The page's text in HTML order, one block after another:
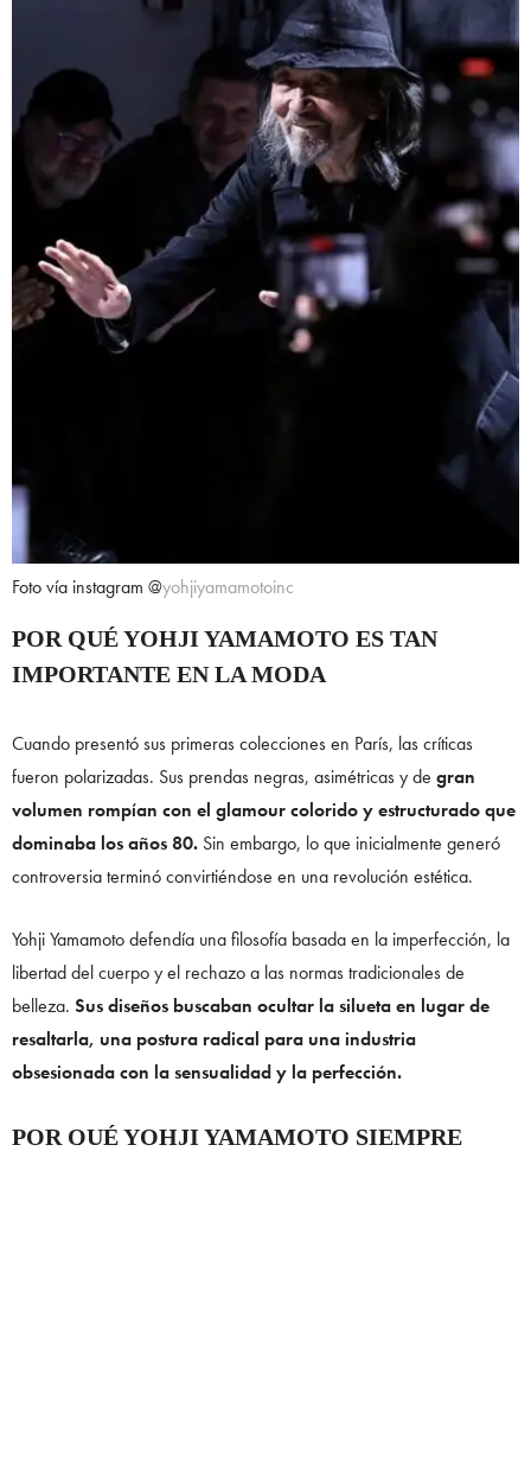
Foto vía instagram @yohjiyamamotoinc
POR QUÉ YOHJI YAMAMOTO ES TAN
IMPORTANTE EN LA MODA
Cuando presentó sus primeras colecciones en París, las críticas
fueron polarizadas. Sus prendas negras, asimétricas y de gran
volumen rompían con el glamour colorido y estructurado que
dominaba los años 80. Sin embargo, lo que inicialmente generó
controversia terminó convirtiéndose en una revolución estética.
Yohji Yamamoto defendía una filosofía basada en la imperfección, la
libertad del cuerpo y el rechazo a las normas tradicionales de
belleza. Sus diseños buscaban ocultar la silueta en lugar de
resaltarla, una postura radical para una industria
obsesionada con la sensualidad y la perfección.
POR QUÉ YOHJI YAMAMOTO SIEMPRE